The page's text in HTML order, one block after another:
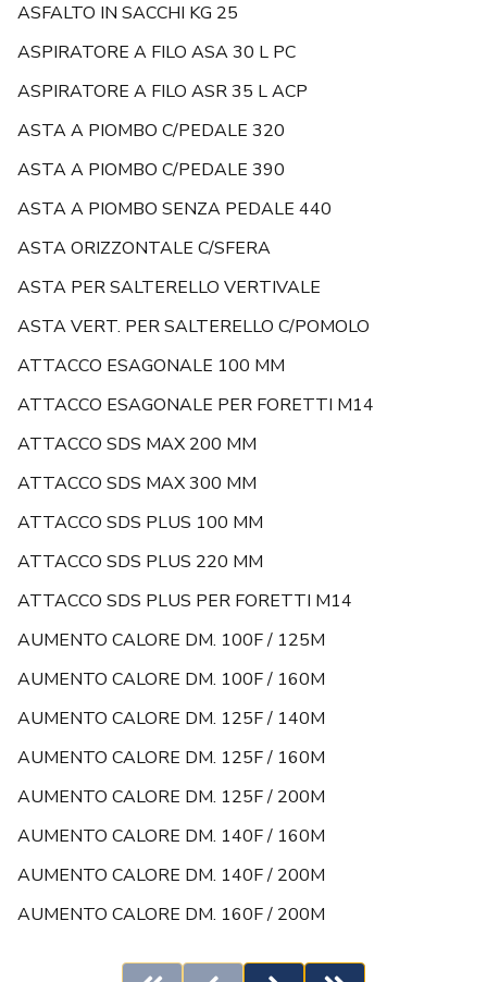
ASFALTO IN SACCHI KG 25
ASPIRATORE A FILO ASA 30 L PC
ASPIRATORE A FILO ASR 35 L ACP
ASTA A PIOMBO C/PEDALE 320
ASTA A PIOMBO C/PEDALE 390
ASTA A PIOMBO SENZA PEDALE 440
ASTA ORIZZONTALE C/SFERA
ASTA PER SALTERELLO VERTIVALE
ASTA VERT. PER SALTERELLO C/POMOLO
ATTACCO ESAGONALE 100 MM
ATTACCO ESAGONALE PER FORETTI M14
ATTACCO SDS MAX 200 MM
ATTACCO SDS MAX 300 MM
ATTACCO SDS PLUS 100 MM
ATTACCO SDS PLUS 220 MM
ATTACCO SDS PLUS PER FORETTI M14
AUMENTO CALORE DM. 100F / 125M
AUMENTO CALORE DM. 100F / 160M
AUMENTO CALORE DM. 125F / 140M
AUMENTO CALORE DM. 125F / 160M
AUMENTO CALORE DM. 125F / 200M
AUMENTO CALORE DM. 140F / 160M
AUMENTO CALORE DM. 140F / 200M
AUMENTO CALORE DM. 160F / 200M